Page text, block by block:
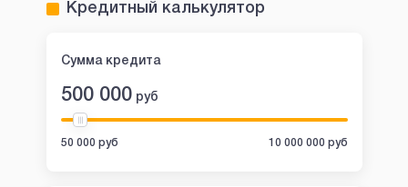
Кредитный калькулятор
Сумма кредита
500 000 руб
50 000 руб 10 000 000 руб